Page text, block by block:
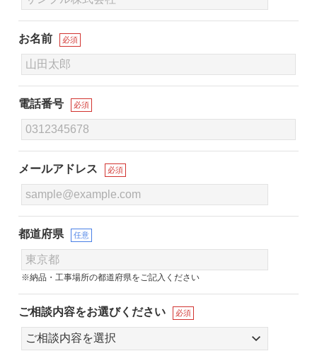
お名前 必須
電話番号 必須
メールアドレス 必須
都道府県 任意
※納品・工事場所の都道府県をご記入ください
ご相談内容をお選びください 必須